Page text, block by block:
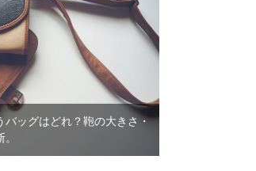
バッグはどれ？鞄の大きさ・